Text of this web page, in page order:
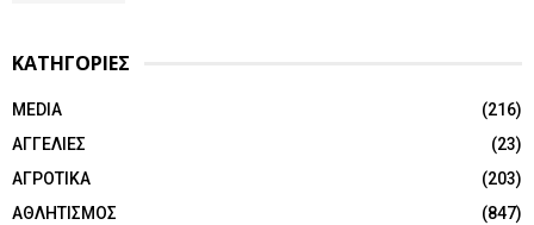
ΚΑΤΗΓΟΡΙΕΣ
MEDIA
(216)
ΑΓΓΕΛΙΕΣ
(23)
ΑΓΡΟΤΙΚΑ
(203)
ΑΘΛΗΤΙΣΜΟΣ
(847)